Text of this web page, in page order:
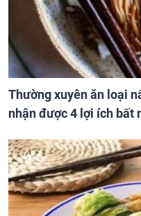
Thường xuyên ăn loại
nhận được 4 lợi ích bất